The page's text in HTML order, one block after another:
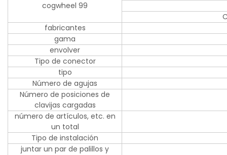
cogwheel 99
fabricantes
gama
envolver
Tipo de conector
tipo
Número de agujas
Número de posiciones de
clavijas cargadas
número de artículos, etc. en
un total
Tipo de instalación
juntar un par de palillos y